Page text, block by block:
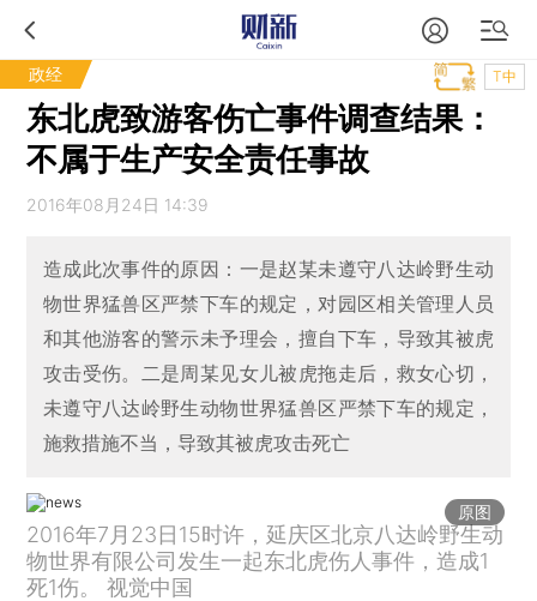
政经 T中
东北虎致游客伤亡事件调查结果：
不属于生产安全责任事故
2016年08月24日 14:39
造成此次事件的原因：一是赵某未遵守八达岭野生动
物世界猛兽区严禁下车的规定，对园区相关管理人员
和其他游客的警示未予理会，擅自下车，导致其被虎
攻击受伤。二是周某见女儿被虎拖走后，救女心切，
未遵守八达岭野生动物世界猛兽区严禁下车的规定，
施救措施不当，导致其被虎攻击死亡
原图
2016年7月23日15时许，延庆区北京八达岭野生动
物世界有限公司发生一起东北虎伤人事件，造成1
死1伤。 视觉中国